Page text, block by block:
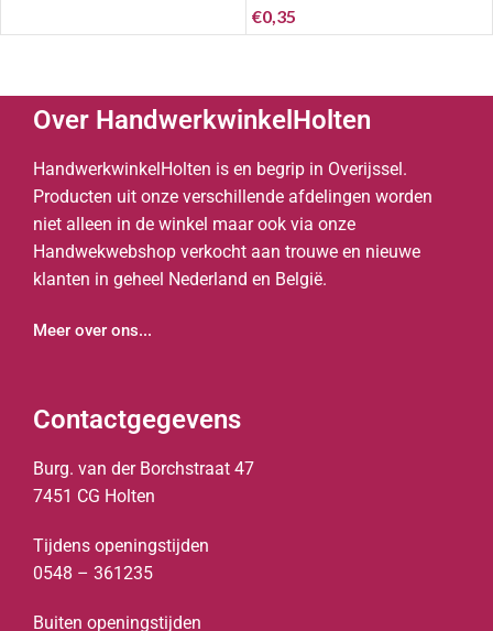
€0,35
Over HandwerkwinkelHolten
HandwerkwinkelHolten is en begrip in Overijssel.
Producten uit onze verschillende afdelingen worden
niet alleen in de winkel maar ook via onze
Handwekwebshop verkocht aan trouwe en nieuwe
klanten in geheel Nederland en België.
Meer over ons...
Contactgegevens
Burg. van der Borchstraat 47
7451 CG Holten
Tijdens openingstijden
0548 – 361235
Buiten openingstijden